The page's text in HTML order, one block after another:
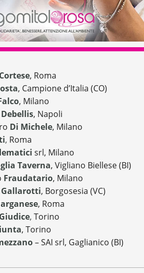
Cortese, Roma
, Campione d’Italia (CO)
, Milano
Debellis, Napoli
Di Michele, Milano
, Roma
srl, Milano
Taverna, Vigliano Biellese (BI)
Fraudatario, Milano
Gallarotti, Borgosesia (VC)
, Roma
Giudice, Torino
, Torino
– SAI srl, Gaglianico (BI)